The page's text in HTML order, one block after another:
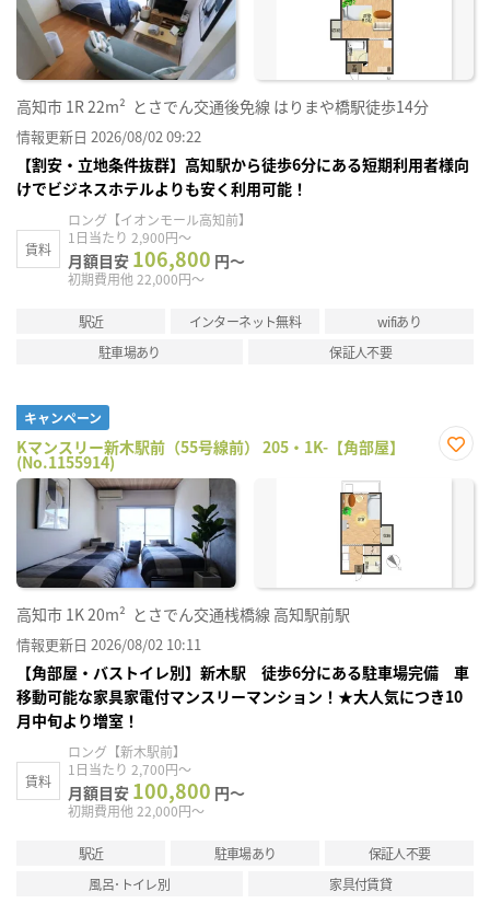
高知市 1R 22m² とさでん交通後免線 はりまや橋駅徒歩14分
情報更新日 2026/08/02 09:22
【割安・立地条件抜群】高知駅から徒歩6分にある短期利用者様向
けでビジネスホテルよりも安く利用可能！
賃料
ロング【イオンモール高知前】
1日当たり 2,900円～
月額目安 106,800 円～
初期費用他 22,000円～
駅近 インターネット無料
wifiあり
駐車場あり
保証人不要
キャンペーン
Kマンスリー新木駅前（55号線前） 205・1K-【角部屋】
(No.1155914)
に入
高知市 1K20m² とさでん交通桟橋線 高知駅前駅
情報更新日 2026/08/02 10:11
【角部屋・バストイレ別】新木駅 徒歩6分にある駐車場完備 車
移動可能な家具家電付マンスリーマンション！★大人気につき10
月中旬より増室！
賃料
ロング【新木駅前】
1日当たり 2,700円～
月額目安 100,800 円～
初期費用他 22,000円～
駅近 駐車場あり
保証人不要
風呂･トイレ別
家具付賃貸